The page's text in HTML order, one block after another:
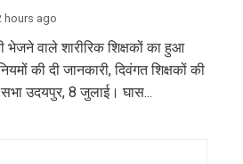
hours ago
भेजने वाले शारीरिक शिक्षकों का हुआ
की दी जानकारी, दिवंगत शिक्षकों की
सभा उदयपुर, 8 जुलाई। घास...